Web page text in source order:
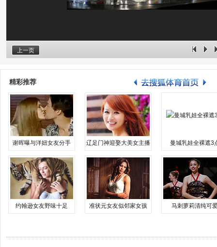
上一页
精彩推荐
谢晖曝与洋妞女友分手 辽足门神迎娶大美女主播 曼城乳娃全裸遮3
约翰逊女友野味十足 准状元女友似邻家女孩 马刺萝莉清纯可